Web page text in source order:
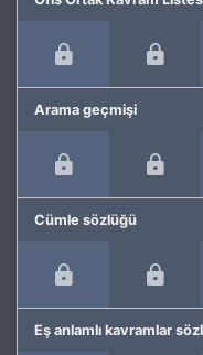
Arama geçmişi
Cümle sözlüğü
Eş anlamlı kavramlar